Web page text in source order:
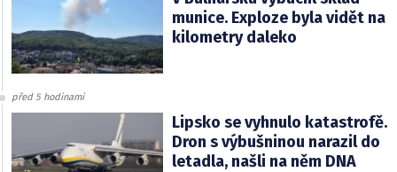
munice. Exploze byla vidět na
kilometry daleko
před 5 hodinami
Lipsko se vyhnulo katastrofě.
Dron s výbušninou narazil do
letadla, našli na něm DNA